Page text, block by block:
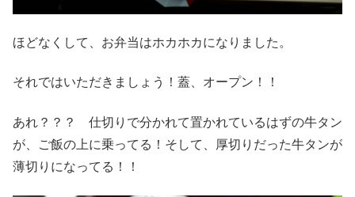
ほどなくして、お弁当はホカホカになりました。
それではいただきましょう！蓋、オープン！！
あれ？？？ 仕切りで分かれて置かれているはずの牛タン
が、ご飯の上に乗ってる！そして、厚切りだった牛タンが
薄切りになってる！！